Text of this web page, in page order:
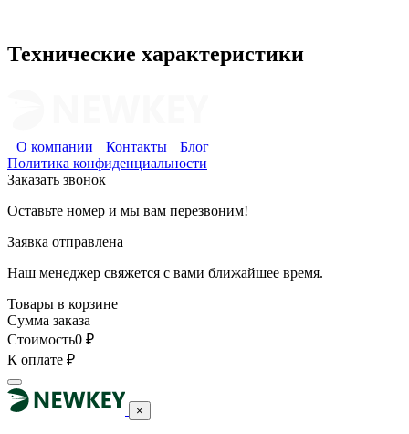
Технические характеристики
О компании Контакты
Блог
Политика конфиденциальности
Заказать звонок
Оставьте номер и мы вам перезвоним!
Заявка отправлена
Наш менеджер свяжется с вами ближайшее время.
Товары в корзине
Сумма заказа
Стоимость0 ₽
К оплате ₽
×